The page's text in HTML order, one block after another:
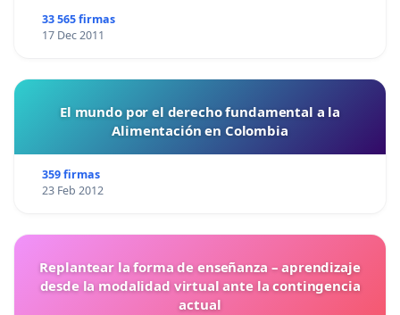
33 565 firmas
17 Dec 2011
El mundo por el derecho fundamental a la
Alimentación en Colombia
359 firmas
23 Feb 2012
Replantear la forma de enseñanza – aprendizaje
desde la modalidad virtual ante la contingencia
actual